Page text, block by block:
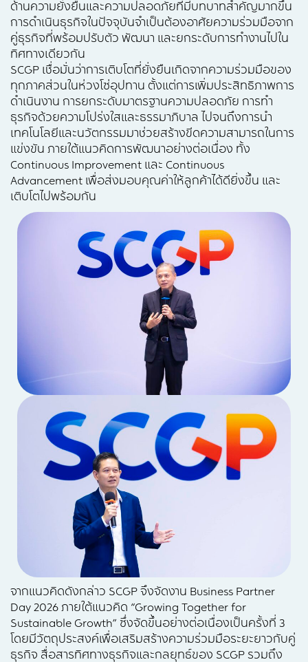
ด้านความยั่งยืนและความปลอดภัยที่มีบทบาทสำคัญมากขึ้น
การดำเนินธุรกิจในปัจจุบันจำเป็นต้องอาศัยความร่วมมือจาก
คู่ธุรกิจที่พร้อมปรับตัว พัฒนา และยกระดับการทำงานไปใน
ทิศทางเดียวกัน
SCGP เชื่อมั่นว่าการเติบโตที่ยั่งยืนเกิดจากความร่วมมือของ
ทุกภาคส่วนในห่วงโซ่อุปทาน ตั้งแต่การเพิ่มประสิทธิภาพการ
ดำเนินงาน การยกระดับมาตรฐานความปลอดภัย การทำ
ธุรกิจด้วยความโปร่งใสและธรรมาภิบาล ไปจนถึงการนำ
เทคโนโลยีและนวัตกรรมมาช่วยสร้างขีดความสามารถในการ
แข่งขัน ภายใต้แนวคิดการพัฒนาอย่างต่อเนื่อง ทั้ง
Continuous Improvement และ Continuous
Advancement เพื่อส่งมอบคุณค่าให้ลูกค้าได้ดียิ่งขึ้น และ
เติบโตไปพร้อมกัน
จากแนวคิดดังกล่าว SCGP จึงจัดงาน Business Partner
Day 2026 ภายใต้แนวคิด “Growing Together for
Sustainable Growth” ซึ่งจัดขึ้นอย่างต่อเนื่องเป็นครั้งที่ 3
โดยมีวัตถุประสงค์เพื่อเสริมสร้างความร่วมมือระยะยาวกับคู่
ธุรกิจ สื่อสารทิศทางธุรกิจและกลยุทธ์ของ SCGP รวมถึง